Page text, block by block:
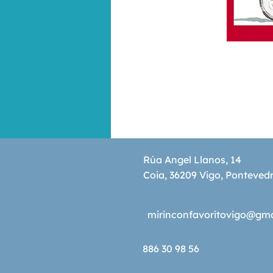
Rúa Angel Llanos, 14
Coia, 36209 Vigo,
886 30 98 56